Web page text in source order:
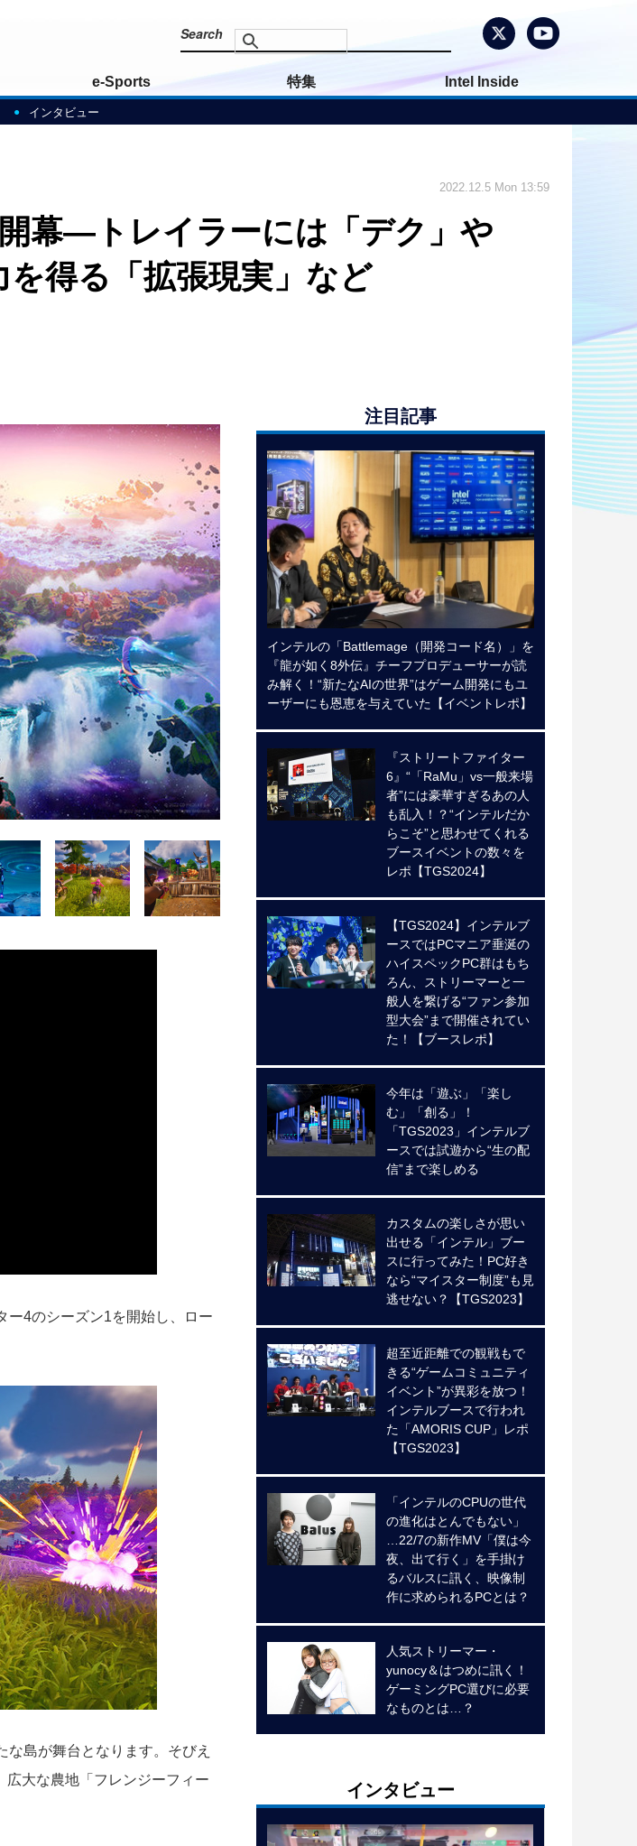
インタビュー
e-Sports 特集 Intel Inside
幕―トレイラーには「デク」や
を得る「拡張現実」など
2022.12.5 Mon 13:59
ー4のシーズン1を開始し、ロー
島が舞台となります。そびえ
大な農地「フレンジーフィー
注目記事
インテルの「Battlemage（開発コード名）」を
『龍が如く8外伝』チーフプロデューサーが読
み解く！“新たなAIの世界”はゲーム開発にもユ
ーザーにも恩恵を与えていた【イベントレポ】
『ストリートファイター
6』“「RaMu」vs一般来場
者”には豪華すぎるあの人
も乱入！？“インテルだか
らこそ”と思わせてくれる
ブースイベントの数々を
レポ【TGS2024】
【TGS2024】インテルブ
ースではPCマニア垂涎の
ハイスペックPC群はもち
ろん、ストリーマーと一
般人を繋げる“ファン参加
型大会”まで開催されてい
た！【ブースレポ】
今年は「遊ぶ」「楽し
む」「創る」！
「TGS2023」インテルブ
ースでは試遊から“生の配
信”まで楽しめる
カスタムの楽しさが思い
出せる「インテル」ブー
スに行ってみた！PC好き
なら“マイスター制度”も見
逃せない？【TGS2023】
超至近距離での観戦もで
きる“ゲームコミュニティ
イベント”が異彩を放つ！
インテルブースで行われ
た「AMORIS CUP」レポ
【TGS2023】
「インテルのCPUの世代
の進化はとんでもない」
…22/7の新作MV「僕は今
夜、出て行く」を手掛け
るバルスに訊く、映像制
作に求められるPCとは？
人気ストリーマー・
yunocy＆はつめに訊く！
ゲーミングPC選びに必要
なものとは…？
インタビュー